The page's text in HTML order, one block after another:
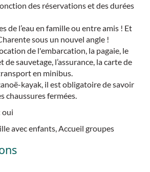
des réservations et des durées
de l’eau en famille ou entre amis ! Et
sous un nouvel angle !
de l'embarcation, la pagaie, le
sauvetage, l’assurance, la carte de
en minibus.
kayak, il est obligatoire de savoir
chaussures fermées.
avec enfants, Accueil groupes